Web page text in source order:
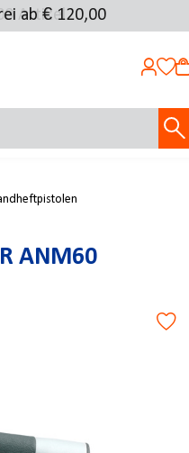
Artikel
ab € 120,00
ANM60